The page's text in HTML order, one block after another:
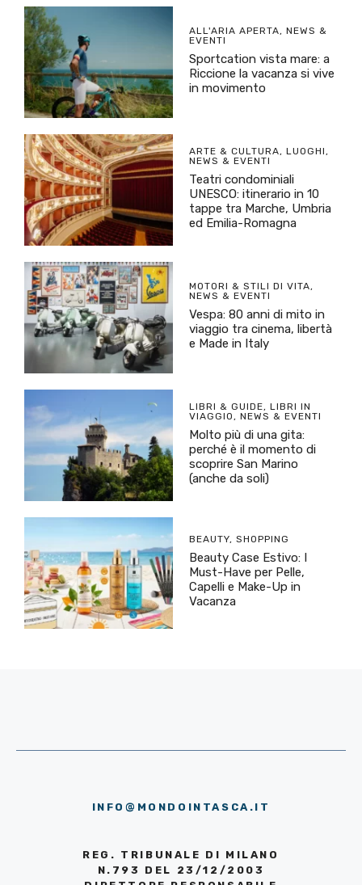
ALL'ARIA APERTA, NEWS &
EVENTI
Sportcation vista mare: a
Riccione la vacanza si vive
in movimento
ARTE & CULTURA, LUOGHI ,
NEWS & EVENTI
Teatri condominiali
UNESCO: itinerario in 10
tappe tra Marche, Umbria
ed Emilia-Romagna
MOTORI & STILI DI VITA,
NEWS & EVENTI
Vespa: 80 anni di mito in
viaggio tra cinema, libertà
e Made in Italy
LIBRI & GUIDE, LIBRI IN
VIAGGIO , NEWS & EVENTI
Molto più di una gita:
perché è il momento di
scoprire San Marino
(anche da soli)
BEAUTY, SHOPPING
Beauty Case Estivo: I
Must-Have per Pelle,
Capelli e Make-Up in
Vacanza
INFO@MONDOINTASCA.IT
REG. TRIBUNALE DI MILANO
N.793 DEL 23/12/2003